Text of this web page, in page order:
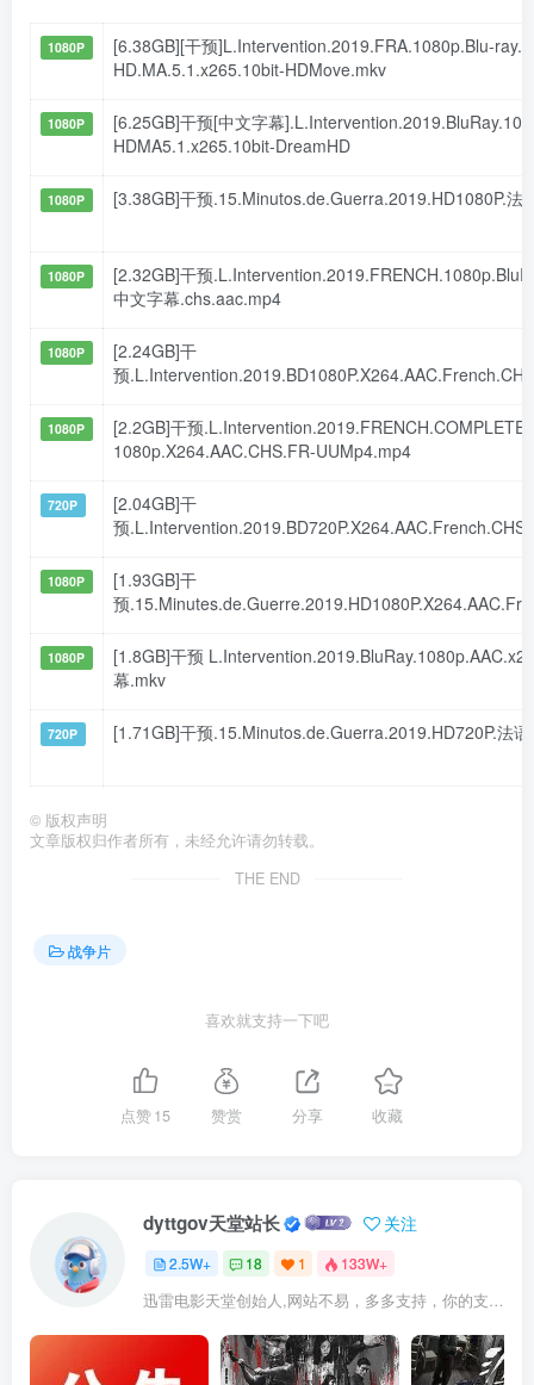
1080P
[6.38GB][干预]L.Intervention.2019.FRA.1080p.Blu-
HD.MA.5.1.x265.10bit-HDMove.mkv
1080P
[6.25GB]干预[中文字幕
HDMA5.1.x265.10bit-DreamHD
1080P [3.38GB]干预.15.Minutos.de.Guerra.2019.HD1080P.法
1080P
[2.32GB]干预
中文字幕.chs.aac.mp4
1080P
[2.24GB]干
预
1080P
[2.2GB]干预
1080p.X264.AAC.CHS.FR-UUMp4.mp4
720P
[2.04GB]干
预
1080P
[1.93GB]干
预
1080P
[1.8GB]干预
幕.mkv
720P [1.71GB]干预.15.Minutos.de.Guerra.2019.HD720P.法
© 版权声明
文章版权归作者所有，未经允许请勿转载。
THE END
战争片
喜欢就支持一下吧
点赞15 赞赏 分享 收藏
dyttgov天堂站长 关注
2.5W+ 18 1 133W+
迅雷电影天堂创始人,网站不易，多多支持，你的支持，是我前进的动力！